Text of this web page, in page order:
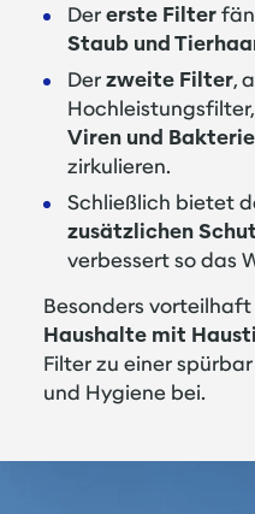
Dererste Filter
Staub und
Derzweite Filter,
Hochleistungsfilter,
Viren und
zirkulieren.
Schließlich bietet
zusätzlichen
verbessert so das
Besonders
Haushalte mit
Filter zu einer
und Hygiene bei​.